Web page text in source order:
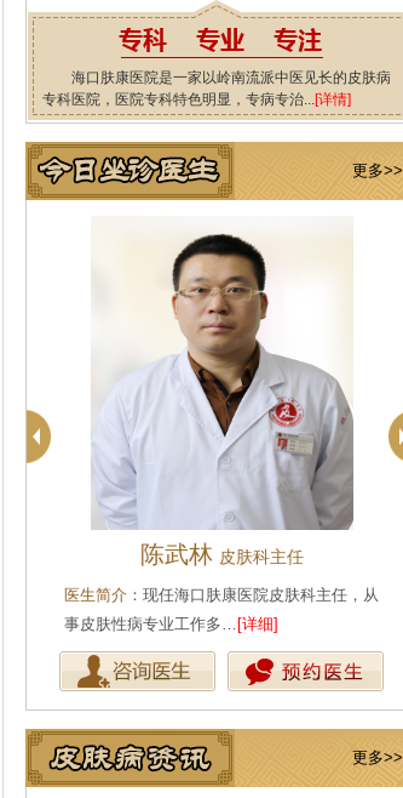
海口肤康医院是一家以岭南流派中医见长的皮肤病
专科医院，医院专科特色明显，专病专治...[详情]
更多>>
王珍 会诊专家
医生简介 ：原海南医学院附属医院皮肤科主任
医师，副教授。从事皮… [详细]
更多>>